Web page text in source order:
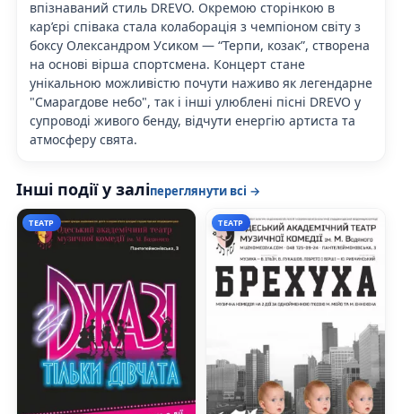
впізнаваний стиль DREVO. Окремою сторінкою в
кар’єрі співака стала колаборація з чемпіоном світу з
боксу Олександром Усиком — “Терпи, козак”, створена
на основі вірша спортсмена. Концерт стане
унікальною можливістю почути наживо як легендарне
"Смарагдове небо", так і інші улюблені пісні DREVO у
супроводі живого бенду, відчути енергію артиста та
атмосферу свята.
Інші події у заліпереглянути всі →
ТЕАТР ТЕАТР